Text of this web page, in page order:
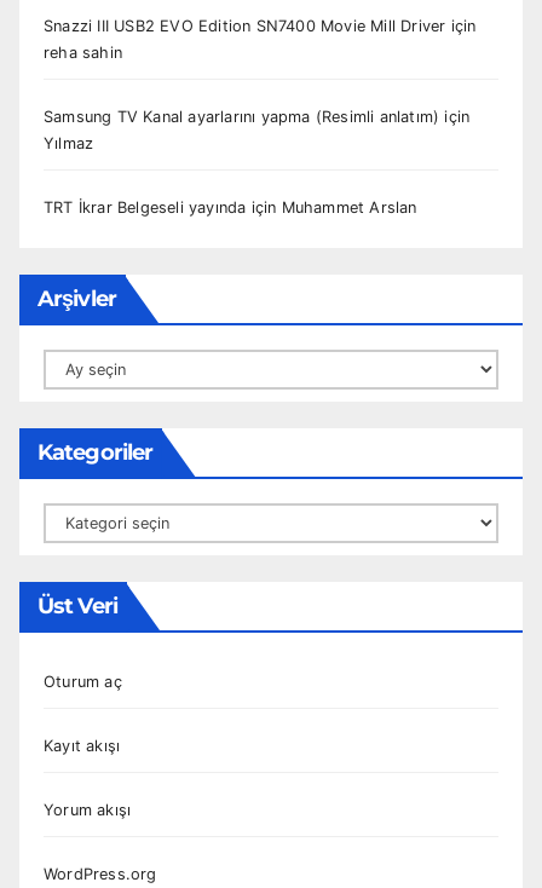
Snazzi III USB2 EVO Edition SN7400 Movie Mill Driver için
reha sahin
Samsung TV Kanal ayarlarını yapma (Resimli anlatım) için
Yılmaz
TRT İkrar Belgeseli yayında için Muhammet Arslan
Arşivler
Arşivler
Kategoriler
Kategoriler
Üst Veri
Oturum aç
Kayıt akışı
Yorum akışı
WordPress.org